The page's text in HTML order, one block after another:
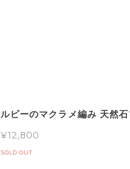
ルビーのマクラメ編み 天然
¥12,800
SOLD OUT